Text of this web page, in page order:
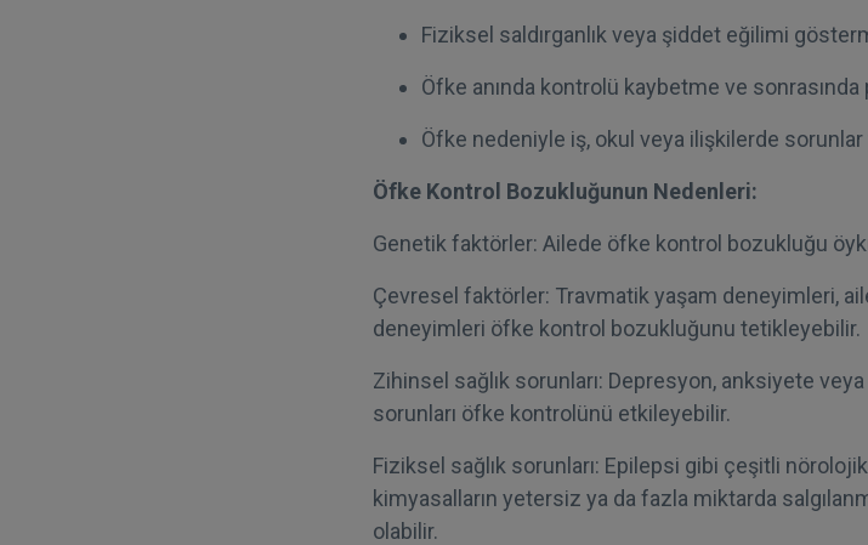
Fiziksel saldırganlık veya şiddet eğilimi
Öfke anında kontrolü kaybetme ve sonrasında
Öfke nedeniyle iş, okul veya ilişkilerde sorunlar
Öfke Kontrol Bozukluğunun Nedenleri:
Genetik faktörler: Ailede öfke kontrol bozukluğu
Çevresel faktörler: Travmatik yaşam deneyimleri,
deneyimleri öfke kontrol bozukluğunu tetikleyebilir.
Zihinsel sağlık sorunları: Depresyon, anksiyete
sorunları öfke kontrolünü etkileyebilir.
Fiziksel sağlık sorunları: Epilepsi gibi çeşitli
kimyasalların yetersiz ya da fazla miktarda
olabilir.